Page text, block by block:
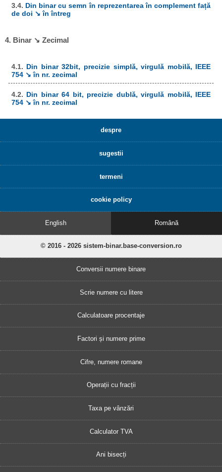
3.4. Din binar cu semn în reprezentarea în complement față
de doi ↘ în întreg
4. Binar ↘ Zecimal
4.1. Din binar 32bit, precizie simplă, virgulă mobilă, IEEE
754 ↘ în nr. zecimal
4.2. Din binar 64 bit, precizie dublă, virgulă mobilă, IEEE
754 ↘ în nr. zecimal
despre
sugestii
termeni
cookie policy
English Română
© 2016 - 2026 sistem-binar.base-conversion.ro
Conversii numere binare
Scrie numere cu litere
Calculatoare procentaje
Factori și numere prime
Cifre, numere romane
Operații cu fracții
Taxa pe vânzări
Calculator TVA
Ani bisecți